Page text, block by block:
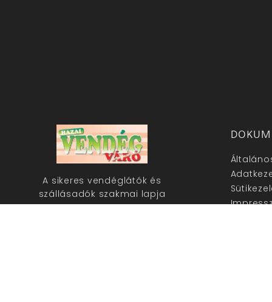
A sikeres vendéglátók és
szállásadók szakmai lapja